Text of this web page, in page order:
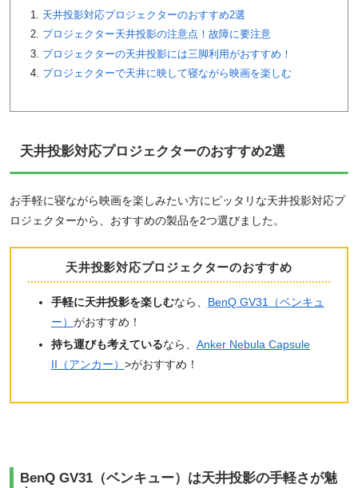
天井投影対応プロジェクターのおすすめ2選
プロジェクター天井投影の注意点！故障に要注意
プロジェクターの天井投影には三脚利用がおすすめ！
プロジェクターで天井に映して寝ながら映画を楽しむ
天井投影対応プロジェクターのおすすめ2選
お手軽に寝ながら映画を楽しみたい方にピッタリな天井投影対応プ
ロジェクターから、おすすめの製品を2つ選びました。
天井投影対応プロジェクターのおすすめ
手軽に天井投影を楽しむなら、 BenQ GV31（ベンキュ
ー） がおすすめ！
持ち運びも考えているなら、 Anker Nebula Capsule
II（アンカー） >がおすすめ！
BenQ GV31（ベンキュー）は天井投影の手軽さが魅